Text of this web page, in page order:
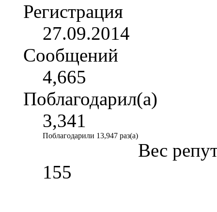
Регистрация
27.09.2014
Сообщений
4,665
Поблагодарил(а)
3,341
Поблагодарили 13,947 раз(а)
Вес
155